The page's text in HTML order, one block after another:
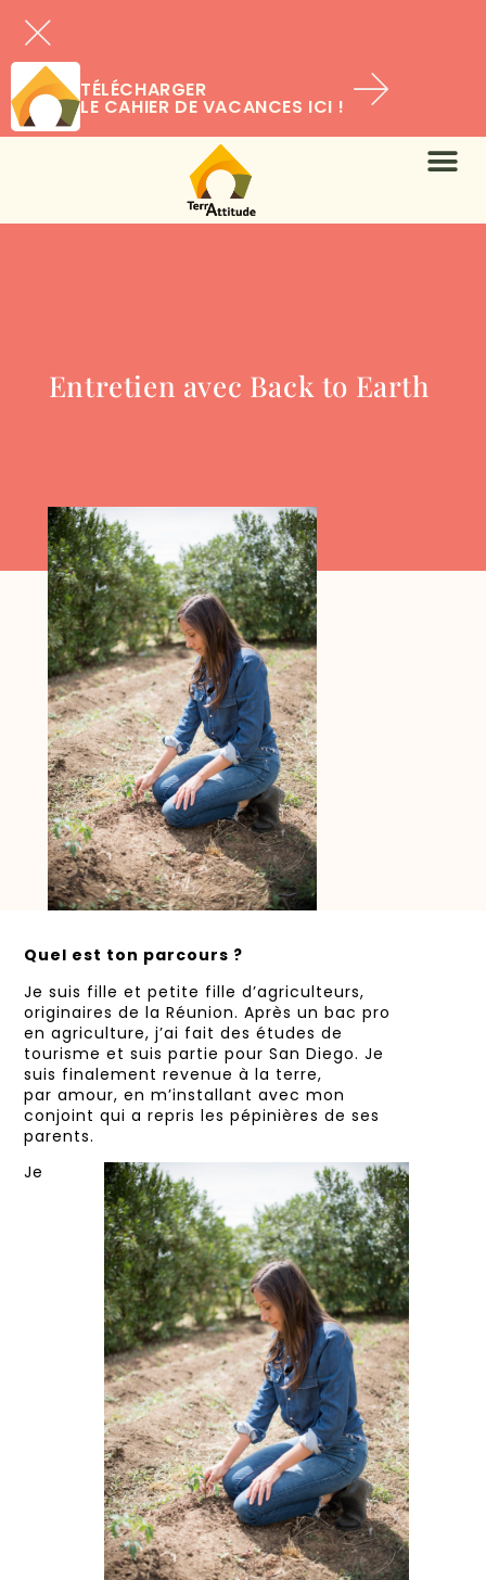
TÉLÉCHARGER
LE CAHIER DE VACANCES ICI !
Entretien avec Back to Earth
Quel est ton parcours ?
Je suis fille et petite fille d’agriculteurs,
originaires de la Réunion. Après un bac pro
en agriculture, j’ai fait des études de
tourisme et suis partie pour San Diego. Je
suis finalement revenue à la terre,
par amour, en m’installant avec mon
conjoint qui a repris les pépinières de ses
parents.
Je